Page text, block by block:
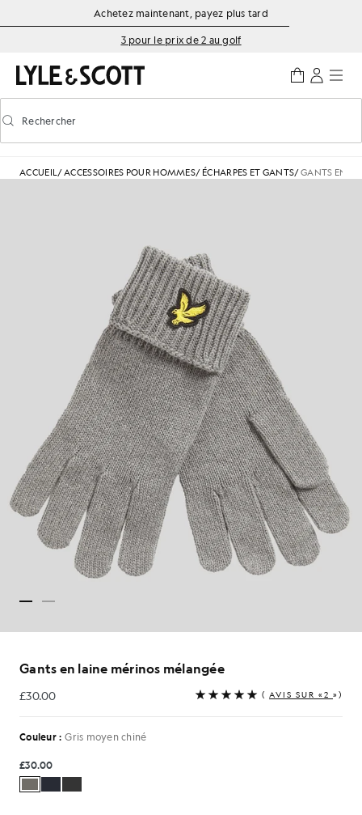
Aller directement au contenu principal
Informations sur l'accessibilité
Achetez maintenant, payez plus tard
3 pour le prix de 2 au golf
Activer/désactiver la recherche prédictive
Rechercher
ACCUEIL/ACCESSOIRES POUR HOMMES/ ÉCHARPES ET GANTS/GANTS EN
Gants en laine mérinos mélangée
£30.00
£30.00 ( AVIS SUR «2 »)
Couleur : Gris moyen chiné
£30.00